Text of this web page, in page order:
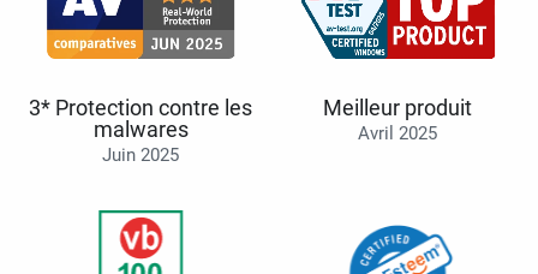
3* Protection contre les
malwares
Juin 2025
Meilleur produit
Avril 2025